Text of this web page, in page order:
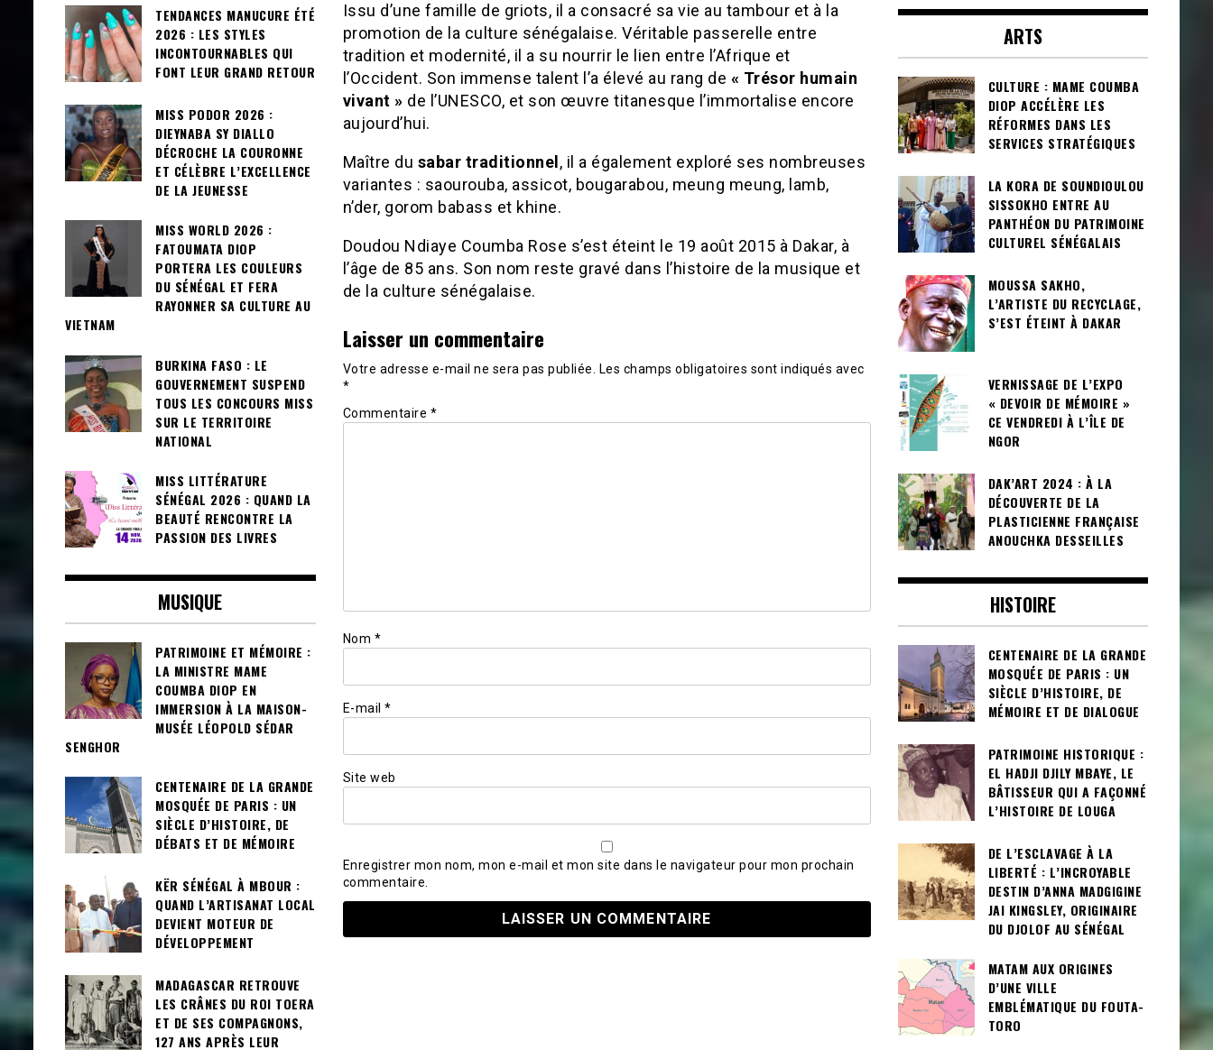
Issu d’une famille de griots, il a consacré sa vie au tambour et à la
promotion de la culture sénégalaise. Véritable passerelle entre
tradition et modernité, il a su nourrir le lien entre l’Afrique et
l’Occident. Son immense talent l’a élevé au rang de « Trésor humain
vivant » de l’UNESCO, et son œuvre titanesque l’immortalise encore
aujourd’hui.
Maître du sabar traditionnel , il a également exploré ses nombreuses
variantes : saourouba, assicot, bougarabou, meung meung, lamb,
n’der, gorom babass et khine.
Doudou Ndiaye Coumba Rose s’est éteint le 19 août 2015 à Dakar, à
l’âge de 85 ans. Son nom reste gravé dans l’histoire de la musique et
de la culture sénégalaise.
Laisser un commentaire
Votre adresse e-mail ne sera pas publiée.
Les champs obligatoires sont indiqués avec
*
Commentaire *
Nom *
E-mail *
Site web
Enregistrer mon nom, mon e-mail et mon site dans le navigateur pour mon prochain
commentaire.
TENDANCES MANUCURE ÉTÉ
2026 : LES STYLES
INCONTOURNABLES QUI
FONT LEUR GRAND RETOUR
MISS PODOR 2026 :
DIEYNABA SY DIALLO
DÉCROCHE LA COURONNE
ET CÉLÈBRE L’EXCELLENCE
DE LA JEUNESSE
MISS WORLD 2026 :
FATOUMATA DIOP
PORTERA LES COULEURS
DU SÉNÉGAL ET FERA
RAYONNER SA CULTURE AU
VIETNAM
BURKINA FASO : LE
GOUVERNEMENT SUSPEND
TOUS LES CONCOURS MISS
SUR LE TERRITOIRE
NATIONAL
MISS LITTÉRATURE
SÉNÉGAL 2026 : QUAND LA
BEAUTÉ RENCONTRE LA
PASSION DES LIVRES
MUSIQUE
PATRIMOINE ET MÉMOIRE :
LA MINISTRE MAME
COUMBA DIOP EN
IMMERSION À LA MAISON-
MUSÉE LÉOPOLD SÉDAR
SENGHOR
CENTENAIRE DE LA GRANDE
MOSQUÉE DE PARIS : UN
SIÈCLE D’HISTOIRE, DE
DÉBATS ET DE MÉMOIRE
KËR SÉNÉGAL À MBOUR :
QUAND L’ARTISANAT LOCAL
DEVIENT MOTEUR DE
DÉVELOPPEMENT
MADAGASCAR RETROUVE
LES CRÂNES DU ROI TOERA
ET DE SES COMPAGNONS,
127 ANS APRÈS LEUR
ARTS
CULTURE : MAME COUMBA
DIOP ACCÉLÈRE LES
RÉFORMES DANS LES
SERVICES STRATÉGIQUES
LA KORA DE SOUNDIOULOU
SISSOKHO ENTRE AU
PANTHÉON DU PATRIMOINE
CULTUREL SÉNÉGALAIS
MOUSSA SAKHO,
L’ARTISTE DU RECYCLAGE,
S’EST ÉTEINT À DAKAR
VERNISSAGE DE L’EXPO
« DEVOIR DE MÉMOIRE »
CE VENDREDI À L’ÎLE DE
NGOR
DAK’ART 2024 : À LA
DÉCOUVERTE DE LA
PLASTICIENNE FRANÇAISE
ANOUCHKA DESSEILLES
HISTOIRE
CENTENAIRE DE LA GRANDE
MOSQUÉE DE PARIS : UN
SIÈCLE D’HISTOIRE, DE
MÉMOIRE ET DE DIALOGUE
PATRIMOINE HISTORIQUE :
EL HADJI DJILY MBAYE, LE
BÂTISSEUR QUI A FAÇONNÉ
L’HISTOIRE DE LOUGA
DE L’ESCLAVAGE À LA
LIBERTÉ : L’INCROYABLE
DESTIN D’ANNA MADGIGINE
JAI KINGSLEY, ORIGINAIRE
DU DJOLOF AU SÉNÉGAL
MATAM AUX ORIGINES
D’UNE VILLE
EMBLÉMATIQUE DU FOUTA-
TORO